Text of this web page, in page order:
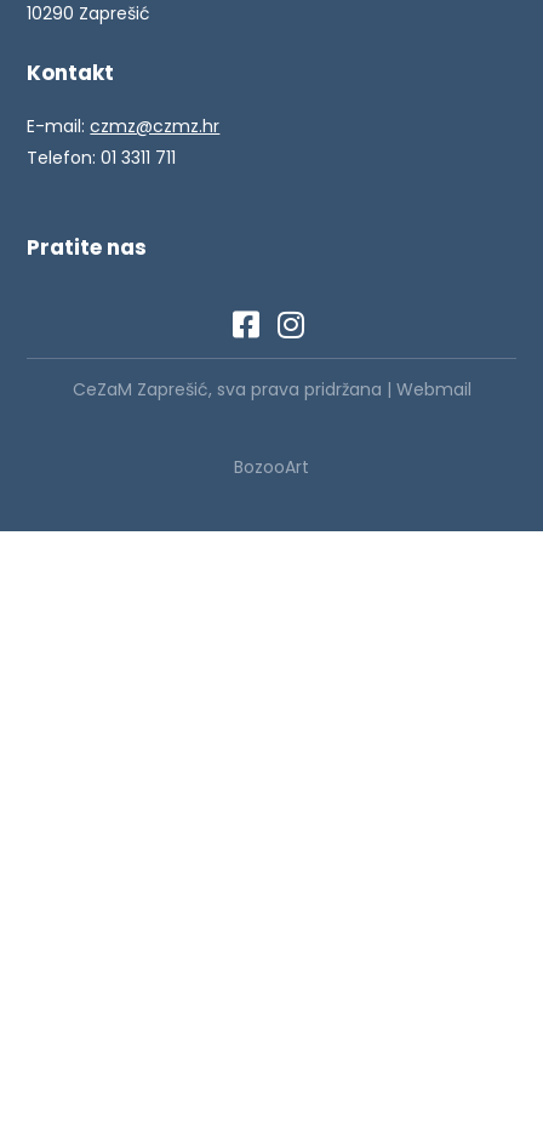
10290 Zaprešić
Kontakt
E-mail:czmz@czmz.hr
Telefon: 01 3311 711
Pratite nas
CeZaM Zaprešić, sva prava pridržana | Webmail
BozooArt